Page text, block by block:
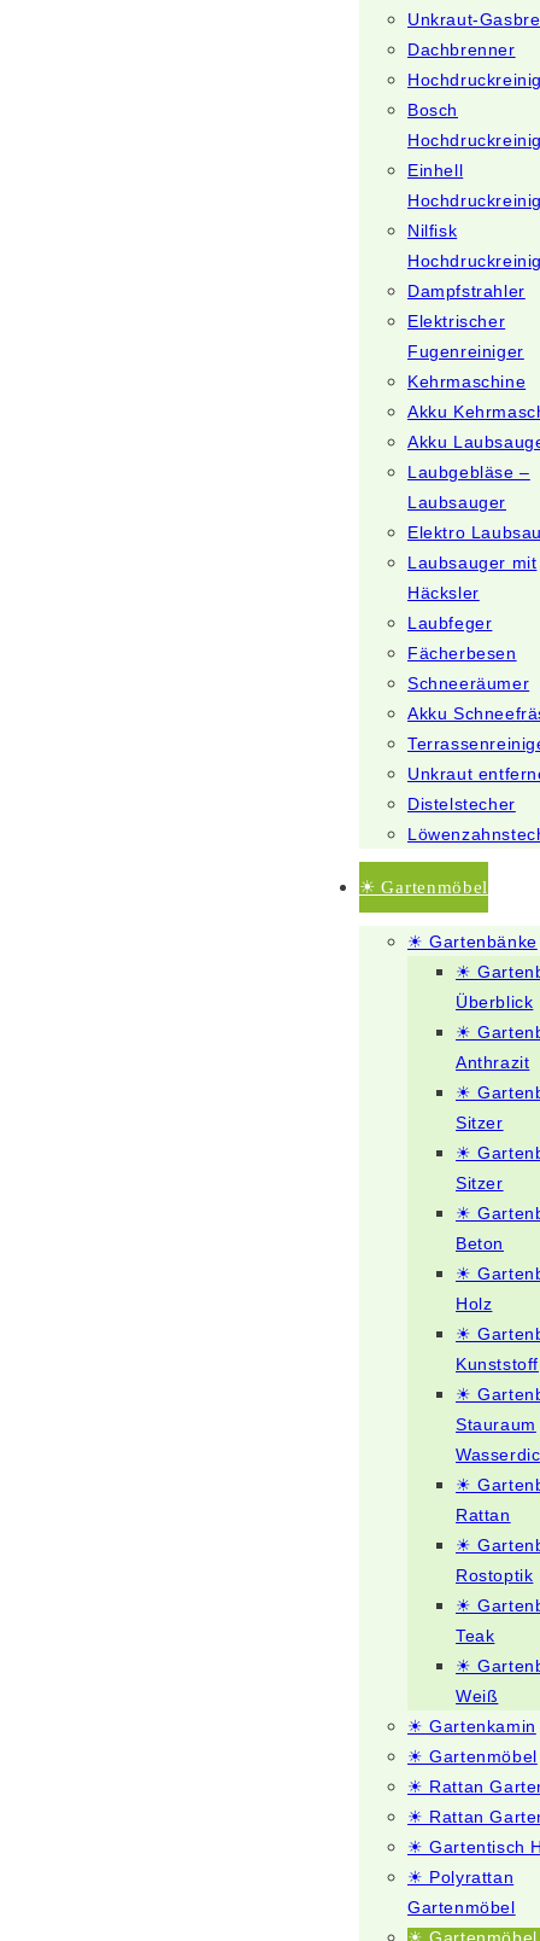
Unkraut-
Dachbrenner
Bosch
Einhell
Nilfisk
Dampfstrahler
Elektrischer
Fugenreiniger
Kehrmaschine
Akku
Akku
Laubgebläse –
Laubsauger
Elektro
Laubsauger mit
Häcksler
Laubfeger
Fächerbesen
Schneeräumer
Akku
Unkraut
Distelstecher
☀ Gartenmöbel
☀ Gartenbänke
☀
Überblick
☀
Anthrazit
☀
Sitzer
☀
Sitzer
☀
Beton
☀
Holz
☀
Kunststoff
☀
Stauraum
☀
Rattan
☀
Rostoptik
☀
Teak
☀
Weiß
☀ Gartenkamin
☀ Gartenmöbel
☀ Rattan
☀ Rattan
☀ Gartentisch
☀ Polyrattan
Gartenmöbel